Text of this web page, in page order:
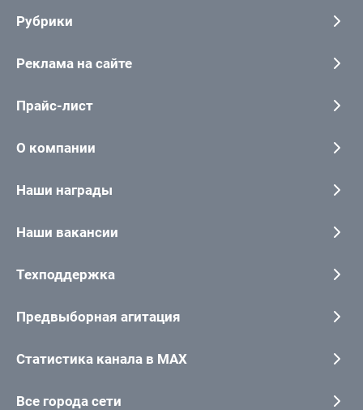
Рубрики
Реклама на сайте
Прайс-лист
О компании
Наши награды
Наши вакансии
Техподдержка
Предвыборная агитация
Статистика канала в MAX
Все города сети